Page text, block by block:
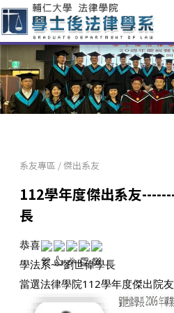
系友專區 /傑出系友
112學年度傑出系友
長
恭喜
學法系~~劉世偉學長
當選法律學院112學年度傑出院友